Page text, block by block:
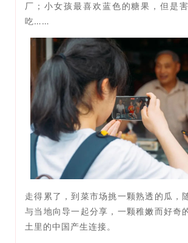
厂；小女孩最喜欢蓝色的糖果，但是
吃……
走得累了，到菜市场挑一颗熟透的瓜，
与当地向导一起分享，一颗稚嫩而好奇
土里的中国产生连接。